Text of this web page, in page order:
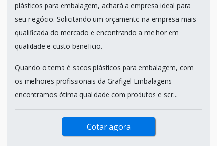
plásticos para embalagem, achará a empresa ideal para
seu negócio. Solicitando um orçamento na empresa mais
qualificada do mercado e encontrando a melhor em
qualidade e custo benefício.
Quando o tema é sacos plásticos para embalagem, com
os melhores profissionais da Grafigel Embalagens
encontramos ótima qualidade com produtos e ser...
Cotar agora